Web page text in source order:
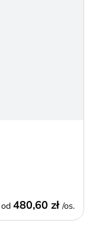
od 480,60 zł /os.